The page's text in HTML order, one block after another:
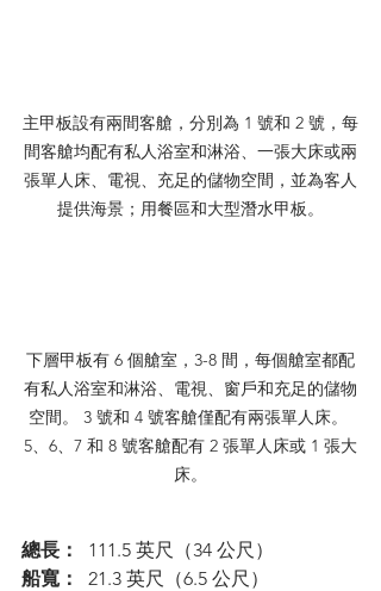
主甲板設有兩間客艙，分別為 1 號和 2 號，每
間客艙均配有私人浴室和淋浴、一張大床或兩
張單人床、電視、充足的儲物空間，並為客人
提供海景；用餐區和大型潛水甲板。
下層甲板有 6 個艙室，3-8 間，每個艙室都配
有私人浴室和淋浴、電視、窗戶和充足的儲物
空間。 3 號和 4 號客艙僅配有兩張單人床。
5、6、7 和 8 號客艙配有 2 張單人床或 1 張大
床。
總長：
111.5 英尺（34 公尺）
船寬：
21.3 英尺（6.5 公尺）